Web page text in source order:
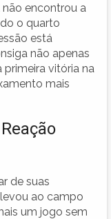
não encontrou a
o quarto
está
não apenas
vitória na
mais
de suas
ao campo
um jogo sem